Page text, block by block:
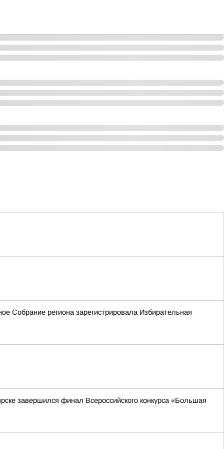
Собрание региона зарегистрировала Избирательная
завершился финал Всероссийского конкурса «Большая